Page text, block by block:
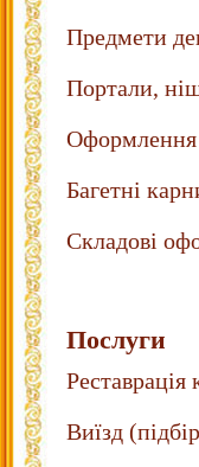
Предмети
Портали,
Оформлення
Багетні
Складові
Послуги
Реставрація
Виїзд